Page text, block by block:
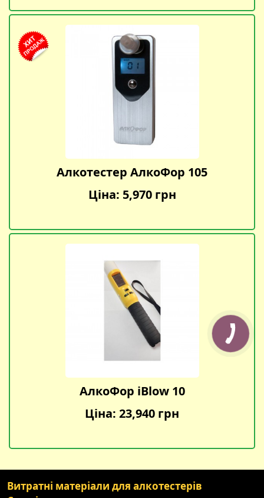
Алкотестер АлкоФор 105
Ціна: 5,970 грн
АлкоФор iBlow 10
Ціна: 23,940 грн
Витратні матеріали для алкотестерів